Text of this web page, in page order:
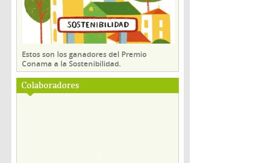
Estos son los ganadores del Premio
Conama a la Sostenibilidad.
Colaboradores